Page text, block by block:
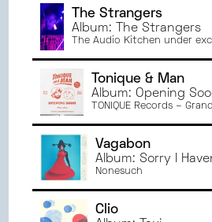
The Strangers
Album: The Strangers
The Audio Kitchen under
Recordings
Tonique & Man
Album: Opening
TONIQUE Records –
Vagabon
Album: Sorry I
Nonesuch
Clio